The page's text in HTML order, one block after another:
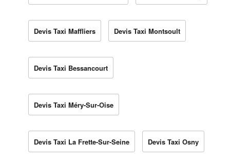
Devis Taxi Maffliers Devis Taxi Montsoult
Devis Taxi Bessancourt
Devis Taxi Méry-Sur-Oise
Devis Taxi La Frette-Sur-Seine Devis Taxi Osny